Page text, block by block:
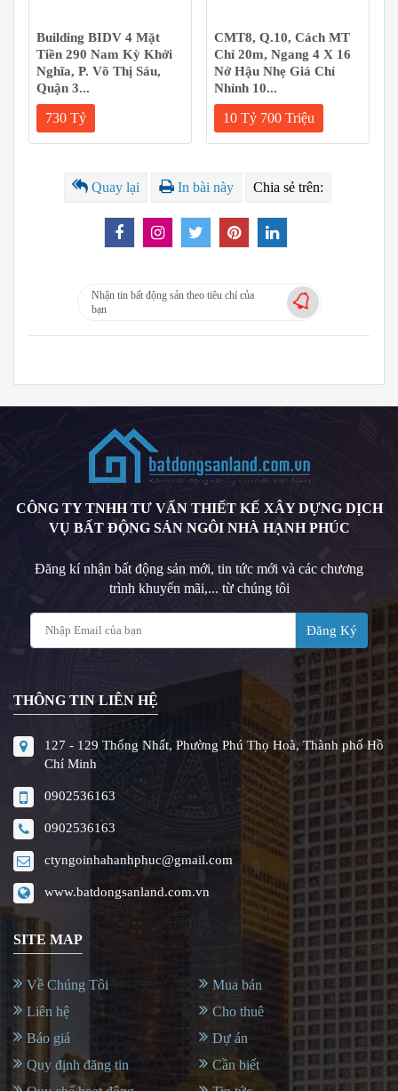
Building BIDV 4 Mặt
Tiền 290 Nam Kỳ Khởi
Nghĩa, P. Võ Thị Sáu,
Quận 3...
730 Tỷ
CMT8, Q.10, Cách MT
Chỉ 20m, Ngang 4 X 16
Nở Hậu Nhẹ Giá Chỉ
Nhỉnh 10...
10 Tỷ 700 Triệu
Quay lại In bài này Chia sẻ trên:
Nhận tin bất động sản theo tiêu chí của
bạn
CÔNG TY TNHH TƯ VẤN THIẾT KẾ XÂY DỰNG DỊCH
VỤ BẤT ĐỘNG SẢN NGÔI NHÀ HẠNH PHÚC
Đăng kí nhận bất động sản mới, tin tức mới và các chương
trình khuyến mãi,... từ chúng tôi
Đăng Ký
THÔNG TIN LIÊN HỆ
127 - 129 Thống Nhất, Phường Phú Thọ Hoà, Thành phố Hồ
Chí Minh
0902536163
0902536163
ctyngoinhahanhphuc@gmail.com
www.batdongsanland.com.vn
SITE MAP
Về Chúng Tôi
Liên hệ
Báo giá
Quy định đăng tin
Mua bán
Cho thuê
Dự án
Cần biết